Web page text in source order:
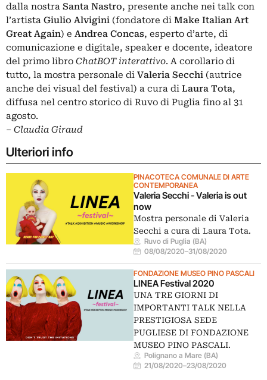
dalla nostra Santa Nastro, presente anche nei talk con
l’artista Giulio Alvigini (fondatore di Make Italian Art
Great Again) e Andrea Concas, esperto d’arte, di
comunicazione e digitale, speaker e docente, ideatore
del primo libro ChatBOT interattivo. A corollario di
tutto, la mostra personale di Valeria Secchi (autrice
anche dei visual del festival) a cura di Laura Tota,
diffusa nel centro storico di Ruvo di Puglia fino al 31
agosto.
– Claudia Giraud
Ulteriori info
PINACOTECA COMUNALE DI ARTE
CONTEMPORANEA
Valeria Secchi - Valeria is out
now
Mostra personale di Valeria
Secchi a cura di Laura Tota.
Ruvo di Puglia (BA)
08/08/2020–31/08/2020
FONDAZIONE MUSEO PINO PASCALI
LINEA Festival 2020
UNA TRE GIORNI DI
IMPORTANTI TALK NELLA
PRESTIGIOSA SEDE
PUGLIESE DI FONDAZIONE
MUSEO PINO PASCALI.
Polignano a Mare (BA)
21/08/2020–23/08/2020